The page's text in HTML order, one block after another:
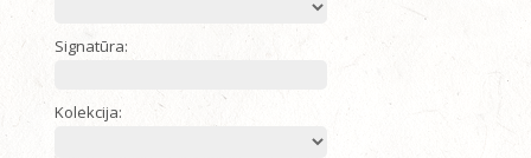
Signatūra:
Kolekcija: